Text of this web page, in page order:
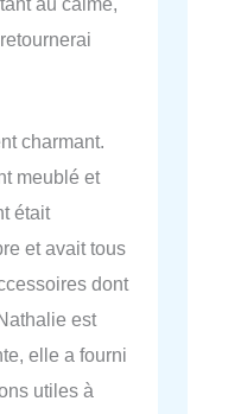
charmant.
meublé et
était
et avait tous
dont
est
elle a fourni
utiles à